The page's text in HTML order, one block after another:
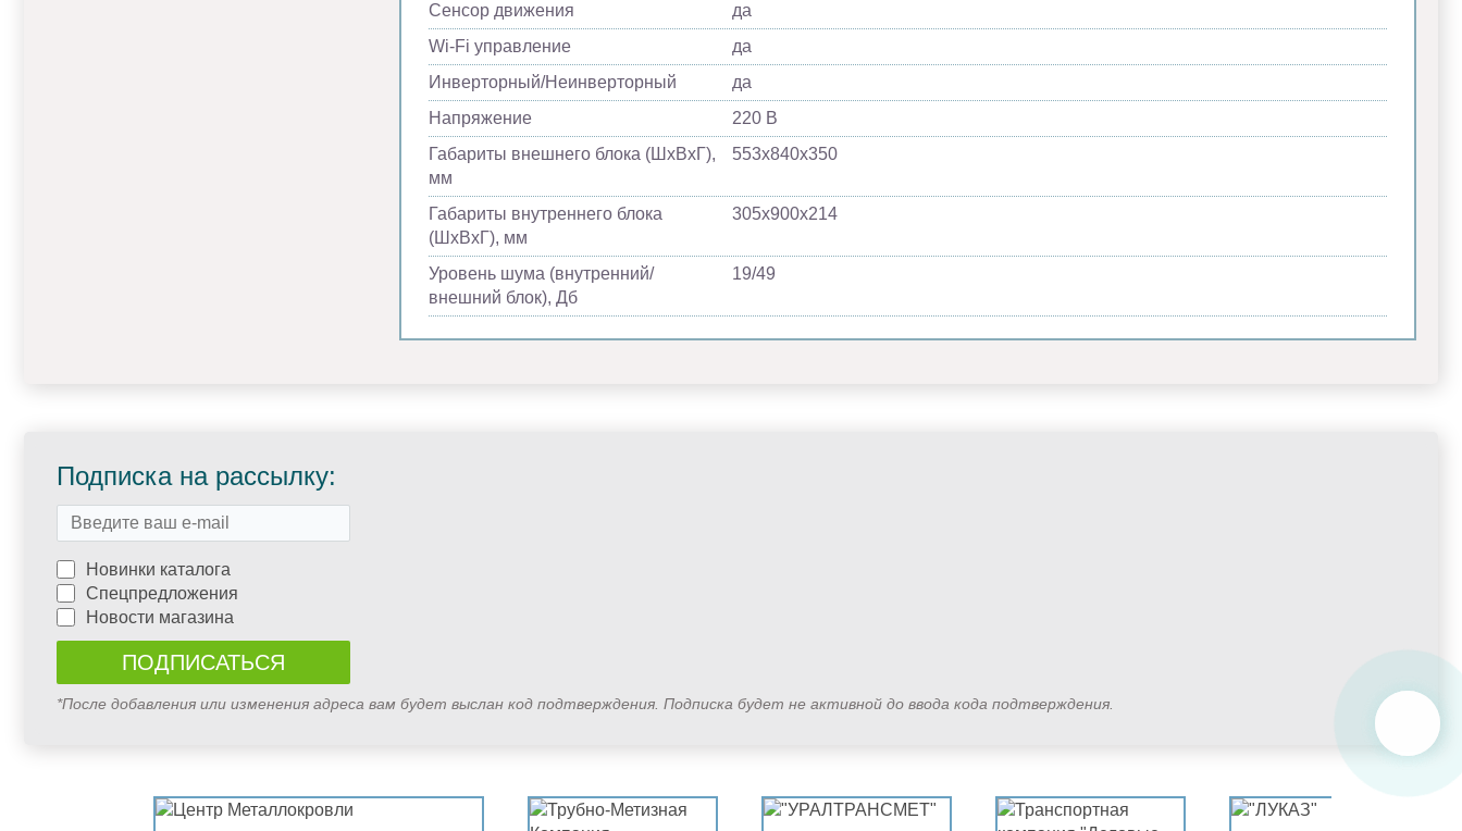
Сенсор движения
да
Wi-Fi управление
да
Инверторный/Неинверторный
да
Напряжение
220 В
Габариты внешнего блока (ШхВхГ),
мм
553х840х350
Габариты внутреннего блока
(ШхВхГ), мм
305х900х214
Уровень шума (внутренний/
внешний блок), Дб
19/49
Подписка на рассылку:
Новинки каталога
Спецпредложения
Новости магазина
*После добавления или изменения адреса вам будет выслан код подтверждения. Подписка будет не активной до ввода кода подтверждения.